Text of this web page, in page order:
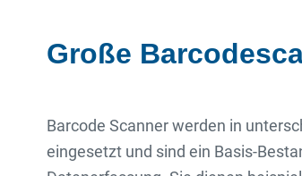
Große
Barcode Scanner werden in
eingesetzt und sind ein Basis-